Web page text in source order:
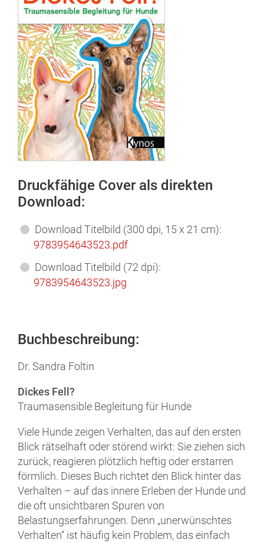
Druckfähige Cover als direkten
Download:
Download Titelbild (300 dpi, 15 x 21 cm):
9783954643523.pdf
Download Titelbild (72 dpi):
9783954643523.jpg
Buchbeschreibung:
Dr. Sandra Foltin
Dickes Fell?
Traumasensible Begleitung für Hunde
Viele Hunde zeigen Verhalten, das auf den ersten
Blick rätselhaft oder störend wirkt: Sie ziehen sich
zurück, reagieren plötzlich heftig oder erstarren
förmlich. Dieses Buch richtet den Blick hinter das
Verhalten – auf das innere Erleben der Hunde und
die oft unsichtbaren Spuren von
Belastungserfahrungen. Denn „unerwünschtes
Verhalten“ ist häufig kein Problem, das einfach